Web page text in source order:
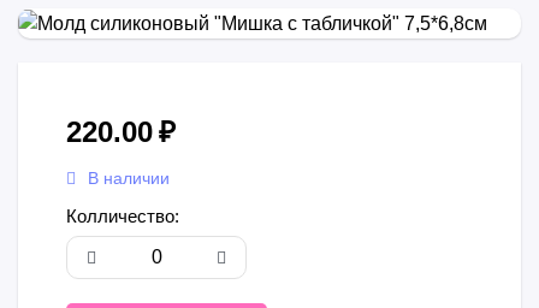
220.00₽
В наличии
Колличество: